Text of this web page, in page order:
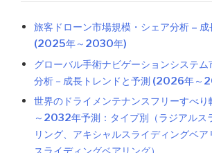
旅客ドローン市場規模・シェア分析 –
(2025年～2030年)
グローバル手術ナビゲーションシステム
分析－成長トレンドと予測 (2026年～
世界のドライメンテナンスフリーすべ
～2032年予測：タイプ別（ラジアルス
リング、アキシャルスライディングベ